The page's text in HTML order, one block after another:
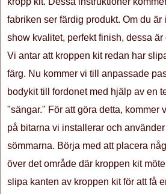
fabriken ser färdig produkt. Om du är
show kvalitet, perfekt finish, dessa
Vi antar att kroppen kit redan har
färg. Nu kommer vi till anpassade
bodykit till fordonet med hjälp av en
"sängar." För att göra detta, kommer
på bitarna vi installerar och
sömmarna. Börja med att placera
över det område där kroppen kit
slipa kanten av kroppen kit för att få